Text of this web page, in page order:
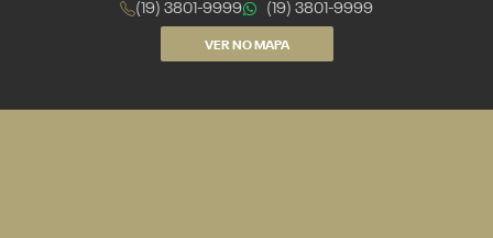
(19) 3801-9999 (19) 3801-9999
VER NO MAPA